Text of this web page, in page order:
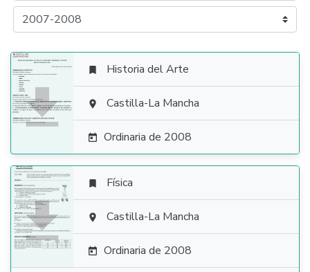

 Historia del Arte
 Castilla-La Mancha
 Ordinaria de 2008

 Física
 Castilla-La Mancha
 Ordinaria de 2008